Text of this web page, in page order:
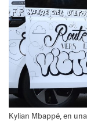
Kylian Mbappé, en